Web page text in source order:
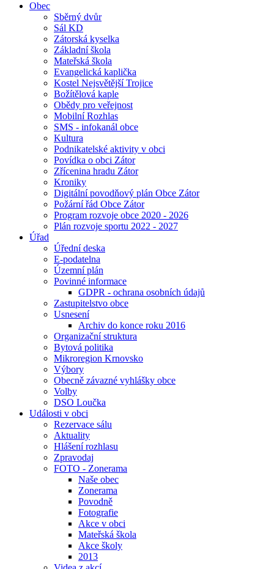
Obec
Sběrný dvůr
Sál KD
Zátorská kyselka
Základní škola
Mateřská škola
Evangelická kaplička
Kostel Nejsvětější Trojice
Božítělová kaple
Obědy pro veřejnost
Mobilní Rozhlas
SMS - infokanál obce
Kultura
Podnikatelské aktivity v obci
Povídka o obci Zátor
Zřícenina hradu Zátor
Kroniky
Digitální povodňový plán Obce Zátor
Požární řád Obce Zátor
Program rozvoje obce 2020 - 2026
Plán rozvoje sportu 2022 - 2027
Úřad
Úřední deska
E-podatelna
Územní plán
Povinné informace
GDPR - ochrana osobních údajů
Zastupitelstvo obce
Usnesení
Archiv do konce roku 2016
Organizační struktura
Bytová politika
Mikroregion Krnovsko
Výbory
Obecně závazné vyhlášky obce
Volby
DSO Loučka
Události v obci
Rezervace sálu
Aktuality
Hlášení rozhlasu
Zpravodaj
FOTO - Zonerama
Naše obec
Zonerama
Povodně
Fotografie
Akce v obci
Mateřská škola
Akce školy
2013